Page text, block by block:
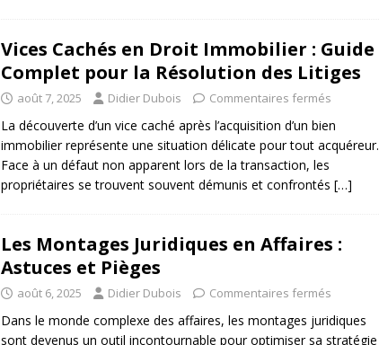
Vices Cachés en Droit Immobilier : Guide
Complet pour la Résolution des Litiges
août 7, 2025 Didier Dubois Commentaires fermés
La découverte d’un vice caché après l’acquisition d’un bien
immobilier représente une situation délicate pour tout acquéreur.
Face à un défaut non apparent lors de la transaction, les
propriétaires se trouvent souvent démunis et confrontés […]
Les Montages Juridiques en Affaires :
Astuces et Pièges
août 6, 2025 Didier Dubois Commentaires fermés
Dans le monde complexe des affaires, les montages juridiques
sont devenus un outil incontournable pour optimiser sa stratégie